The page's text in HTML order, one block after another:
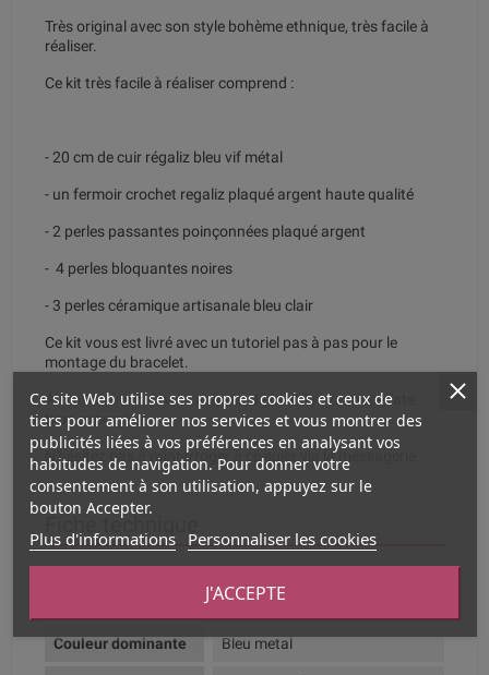
Très original avec son style bohème ethnique, très facile à
réaliser.
Ce kit très facile à réaliser comprend :
- 20 cm de cuir régaliz bleu vif métal
- un fermoir crochet regaliz plaqué argent haute qualité
- 2 perles passantes poinçonnées plaqué argent
- 4 perles bloquantes noires
- 3 perles céramique artisanale bleu clair
Ce kit vous est livré avec un tutoriel pas à pas pour le
montage du bracelet.
Attention vous devrez acheter de la colle cyanoacrylate
type superglue.
N'hésitez pas à m'interroger à ce sujet via la messagerie.
Fiche technique
Cuir véritable et zamak plaqué
argent
Couleur dominante Bleu metal
Ce site Web utilise ses propres cookies et ceux de
tiers pour améliorer nos services et vous montrer des
publicités liées à vos préférences en analysant vos
habitudes de navigation. Pour donner votre
consentement à son utilisation, appuyez sur le
bouton Accepter.
Plus d'informations Personnaliser les cookies
J'ACCEPTE